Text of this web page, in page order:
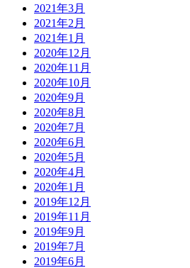
2021年3月
2021年2月
2021年1月
2020年12月
2020年11月
2020年10月
2020年9月
2020年8月
2020年7月
2020年6月
2020年5月
2020年4月
2020年1月
2019年12月
2019年11月
2019年9月
2019年7月
2019年6月